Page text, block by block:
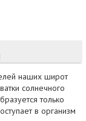
наших широт
солнечного
только
в организм